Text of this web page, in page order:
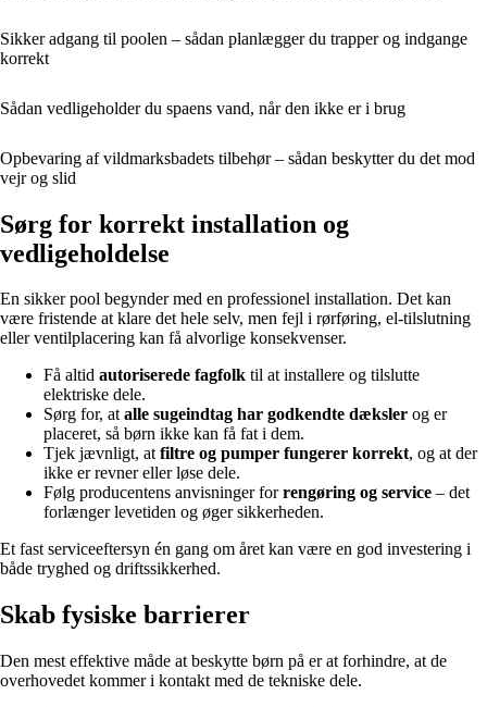
Sikker adgang til poolen – sådan planlægger du trapper og indgange
korrekt
Sådan vedligeholder du spaens vand, når den ikke er i brug
Opbevaring af vildmarksbadets tilbehør – sådan beskytter du det mod
vejr og slid
Sørg for korrekt installation og
vedligeholdelse
En sikker pool begynder med en professionel installation. Det kan
være fristende at klare det hele selv, men fejl i rørføring, el-tilslutning
eller ventilplacering kan få alvorlige konsekvenser.
Få altid autoriserede fagfolk til at installere og tilslutte
elektriske dele.
Sørg for, atalle sugeindtag har godkendte dæksler og er
placeret, så børn ikke kan få fat i dem.
Tjek jævnligt, atfiltre og pumper fungerer korrekt, og at der
ikke er revner eller løse dele.
Følg producentens anvisninger forrengøring og service – det
forlænger levetiden og øger sikkerheden.
Et fast serviceeftersyn én gang om året kan være en god investering i
både tryghed og driftssikkerhed.
Skab fysiske barrierer
Den mest effektive måde at beskytte børn på er at forhindre, at de
overhovedet kommer i kontakt med de tekniske dele.